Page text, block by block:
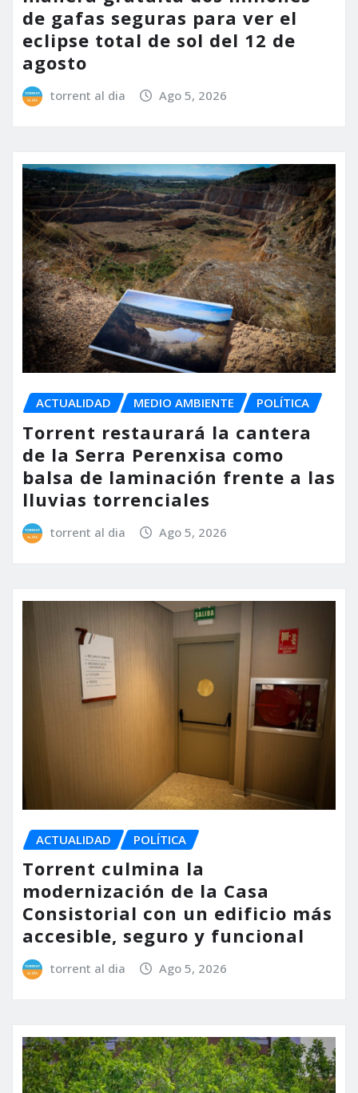
de gafas seguras para ver el
eclipse total de sol del 12 de
agosto
torrent al dia Ago 5, 2026
ACTUALIDAD MEDIO AMBIENTE POLÍTICA
Torrent restaurará la cantera
de la Serra Perenxisa como
balsa de laminación frente a las
lluvias torrenciales
torrent al dia Ago 5, 2026
ACTUALIDAD POLÍTICA
Torrent culmina la
modernización de la Casa
Consistorial con un edificio más
accesible, seguro y funcional
torrent al dia Ago 5, 2026